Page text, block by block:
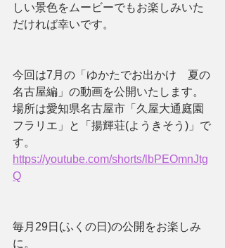
しい景色をムービーでもお楽しみいた
だければ幸いです。
今回は7月の「ゆかたでお出かけ　夏の
名古屋編」の動画を公開いたします。
場所は愛知県名古屋市「久屋大通庭園
フラリエ」と「揚輝荘(ようきそう)」で
す。
https://youtube.com/shorts/lbPEOmnJtg
Q
毎月29日(ふくの日)の公開をお楽しみ
に。